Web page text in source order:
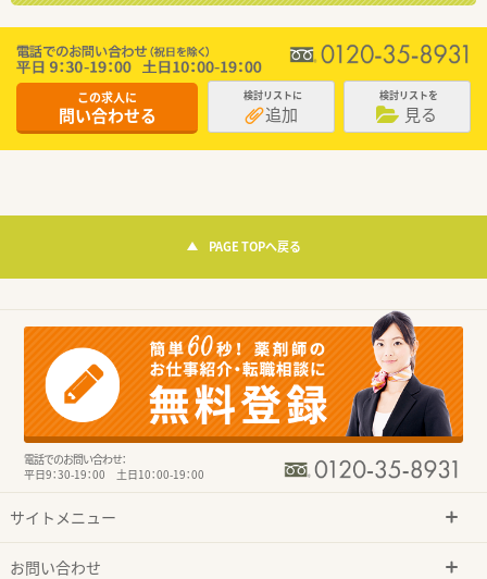
この求人に
問い合わせる
検討リストに
追加
検討リストを
見る
PAGE TOPへ戻る
電話でのお問い合わせ：
平日9：30-19：00 土日10：00-19：00
サイトメニュー
お問い合わせ